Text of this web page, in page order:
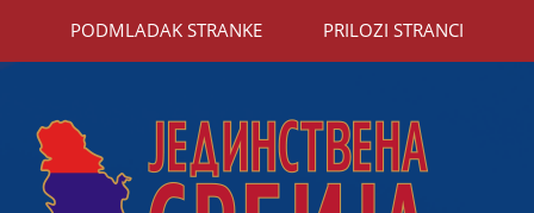
PODMLADAK STRANKE PRILOZI STRANCI